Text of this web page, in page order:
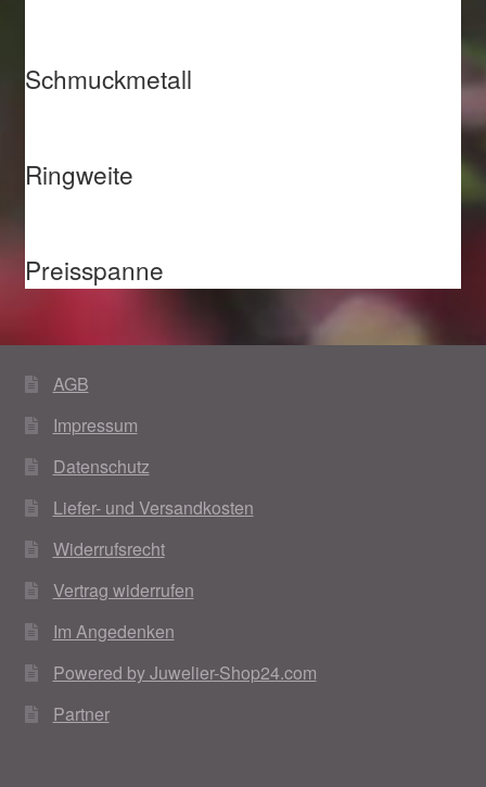
Schmuckmetall
Ringweite
Preisspanne
AGB
Impressum
Datenschutz
Liefer- und Versandkosten
Widerrufsrecht
Vertrag widerrufen
Im Angedenken
Powered by Juwelier-Shop24.com
Partner